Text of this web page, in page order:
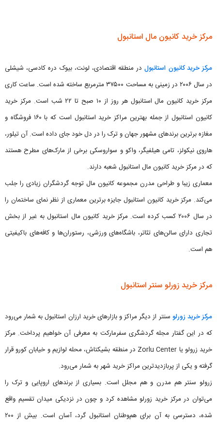
مرکز خرید کانیون مال استانبول
مرکز خرید کانیون استانبولدر منطقه اقتصادی، لونت، بیوک دره کادسی، شیشلی
در سال ۲۰۰۶ در زمینی به مساحت ۳۷۵۰۰ مترمربع ساخته شده است. ساعت کاری
مرکز خرید کانیون مال استانبول هر روز از ۱۰ صبح تا ۲۲ شب است. مرکز خرید
کانیون استانبول از جمله بهترین مراکز خرید استانبول است که با ۱۶۰ فروشگاه و
مغازه برترین برندهای مشهور جهان و ترک را در دل خود جای داده است. آن تیلور،
هاروی نیکولز، تامی هیلفیگر، واکو و سواروسکی برخی از مارک‌های مطرح هستند
که در مرکز خرید کانیون مال استانبول شعبه دارند.
معماری زیبا و طراحی مدرن مجموعه کانیون مال توجه گردشگران زیادی را جلب
می‌کند. مرکز خرید کانیون استانبول جایزه برترین معماری از نظر نمای ساختمان را
در سال ۲۰۰۶ کسب کرده است. مرکز خرید کانیون مال استانبول به غیر از بخش
تجاری دارای سالن‌های تئاتر، باشگاه‌های ورزشی، رستوران‌ها و کافه‌های باکیفیتی
هم است.
مرکز خرید زورلو سنتر استانبول
مرکز خرید زورلو سنتر از دیگر مراکز و بازارهای خرید ارزان استانبول به شمار می‌رود
که در این گفتار مجله گردشگری سفرمارکت به معرفی آن خواهیم پرداخت. مرکز
خرید زرولو یا Zorlu Center در منطقه بشیکتاش، محله لوازیم و خیابان کورو قرار
گرفته و یکی از پربازدیدترین مراکز خرید شهر به شمار می‌رود.
زرولو سنتر هم مدرن و هم مجلل است. بسیاری از برندهای اروپایی و ترک را
می‌توان در مرکز خرید زورلو مشاهده کرد و چون در نزدیکی میدان تقسیم واقع
شده، دسترسی به آن برای هم‌وطنان استانبول گرد، آسان است. بیش از ۲۰۰